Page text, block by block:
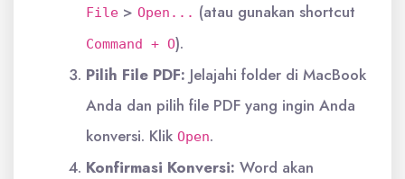
File > Open... (atau gunakan shortcut
Command + O).
Pilih File PDF: Jelajahi folder di MacBook
Anda dan pilih file PDF yang ingin Anda
konversi. Klik Open.
Konfirmasi Konversi: Word akan